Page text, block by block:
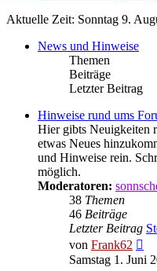
Aktuelle Zeit: Sonntag 9.
News und Hinweise
Themen
Beiträge
Letzter Beitrag
Hinweise rund ums
Hier gibts Neuigkeiten
etwas Neues
und Hinweise rein.
möglich.
Moderatoren:
38 Themen
46 Beiträge
Letzter Beitrag
von Frank62
Samstag 1. Juni